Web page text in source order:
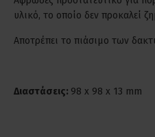
υλικό, το οποίο δεν προκαλεί
Αποτρέπει το πιάσιμο των
Διαστάσεις: 98 x 98 x 13 mm